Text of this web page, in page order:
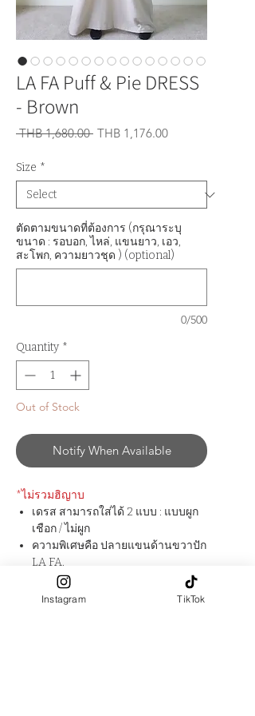
LA FA Puff & Pie DRESS
- Brown
THB 1,680.00 Regular
THB 1,176.00Sale
Size *
ตัดตามขนาดที่ต้องการ (กรุณาระบุ
ขนาด : รอบอก, ไหล่, แขนยาว, เอว,
สะโพก, ความยาวชุด ) (optional)
0/500
Quantity *
Out of Stock
Notify When Available
*ไม่รวมฮิญาบ
เดรส สามารถใส่ได้ 2 แบบ : แบบผูก
เชือก / ไม่ผูก
ความพิเศษคือ ปลายแขนด้านขวาปัก
LA FA.
แขนสามารถสอดนิ้วโป้ง เพิ่มกิมมิค
และความเรียบร้อย สามารถใส่
Instagram TikTok